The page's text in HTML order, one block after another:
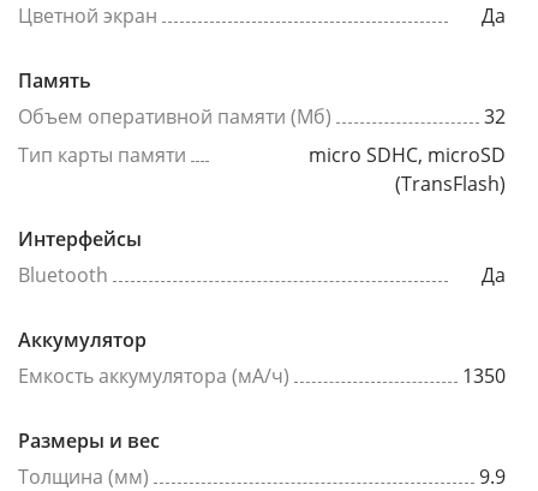
Цветной экран Да
Память
Объем оперативной памяти (Мб)
32
Тип карты памяти
micro SDHC, microSD
(TransFlash)
Интерфейсы
Bluetooth
Да
Аккумулятор
Емкость аккумулятора (мА/ч)
1350
Размеры и вес
Толщина (мм)
9.9